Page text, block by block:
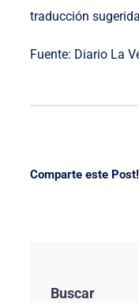
traducción
Fuente: Diario La
Comparte este Post!
Buscar